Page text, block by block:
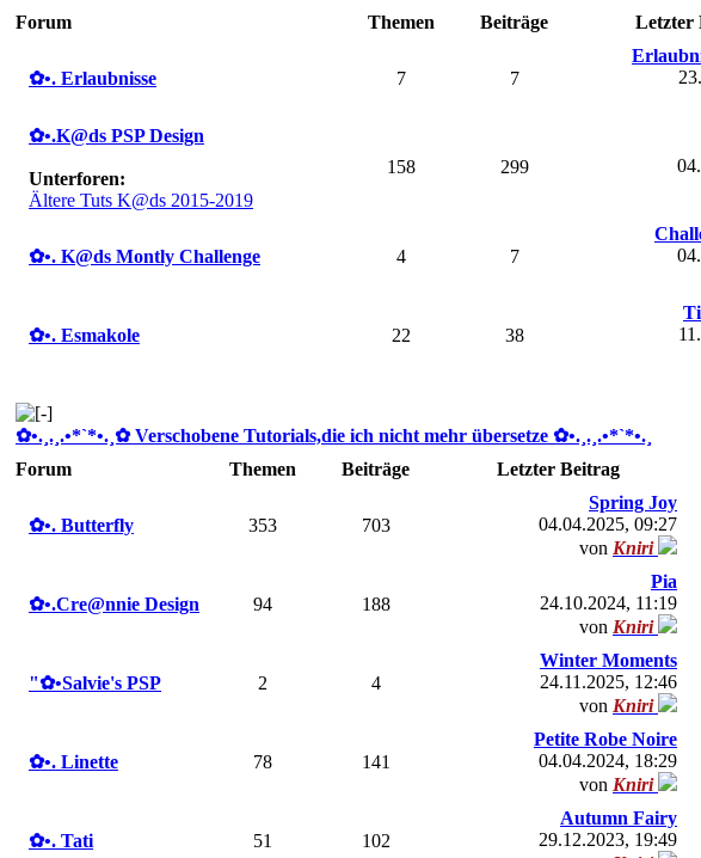
Forum
Themen Beiträge Letzter
✿ •. Erlaubnisse 7 7
✿ •.K@ds PSP Design
Unterforen:
Ältere Tuts K@ds 2015-2019
158 299
✿ •. K@ds Montly Challenge 4 7
✿ •. Esmakole 22 38
✿ •.¸.¸.•*`*•.¸✿ Verschobene Tutorials,die ich nicht mehr übersetze ✿ •.¸.¸.•*`*•.¸
Forum
Themen Beiträge Letzter Beitrag
✿ •. Butterfly 353 703
Spring Joy
04.04.2025, 09:27
von Kniri
✿ •.Cre@nnie Design 94 188
Pia
24.10.2024, 11:19
von Kniri
"✿ •Salvie's PSP 2 4
Winter Moments
24.11.2025, 12:46
von Kniri
✿ •. Linette 78 141
Petite Robe Noire
04.04.2024, 18:29
von Kniri
✿ •. Tati 51 102
Autumn Fairy
29.12.2023, 19:49